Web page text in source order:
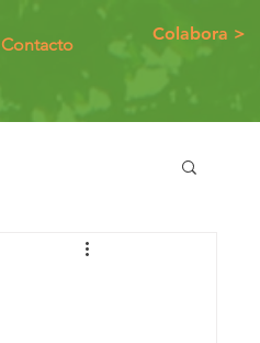
Contacto
Colabora >